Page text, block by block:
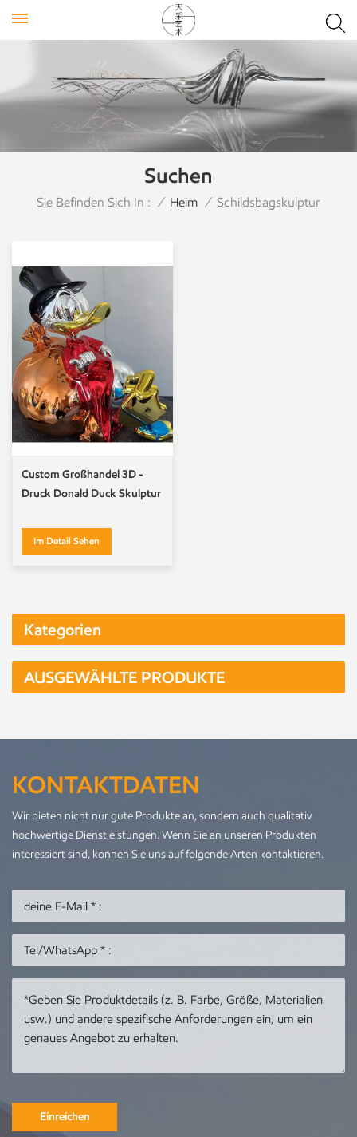
Suchen
Sie Befinden Sich In : / Heim / Schildsbagskulptur
Custom Großhandel 3D -
Druck Donald Duck Skulptur
Im Detail Sehen
Kategorien
AUSGEWÄHLTE PRODUKTE
KONTAKTDATEN
Wir bieten nicht nur gute Produkte an, sondern auch qualitativ
hochwertige Dienstleistungen. Wenn Sie an unseren Produkten
interessiert sind, können Sie uns auf folgende Arten kontaktieren.
Einreichen